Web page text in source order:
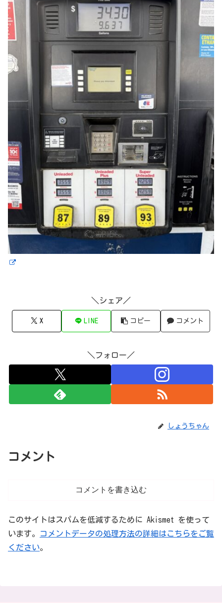
＼シェア／
X LINE コピー コメント
＼フォロー／
しょうちゃん
コメント
コメントを書き込む
このサイトはスパムを低減するために Akismet を使って
います。
コメントデータの処理方法の詳細はこちらをご覧
ください。